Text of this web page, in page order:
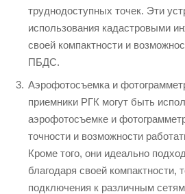
труднодоступных точек. Эти
использования кадастровыми
своей компактности и
ПБДС.
Аэрофотосъемка и
приемники РГК могут быть
аэрофотосъемке и
точности и возможности
Кроме того, они идеально
благодаря своей компактности,
подключения к различным